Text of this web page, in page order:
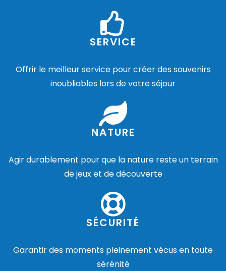
SERVICE
Offrir le meilleur service pour créer des souvenirs
inoubliables lors de votre séjour
NATURE
Agir durablement pour que la nature reste un terrain
de jeux et de découverte
SÉCURITÉ
Garantir des moments pleinement vécus en toute
sérénité